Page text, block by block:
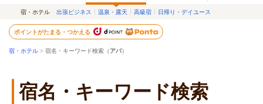
宿・ホテル 出張ビジネス 温泉・露天 高級宿 日帰り・デイユース
ポイントがたまる・つかえる
宿・ホテル > 宿名・キーワード検索（アパ）
宿名・キーワード検索